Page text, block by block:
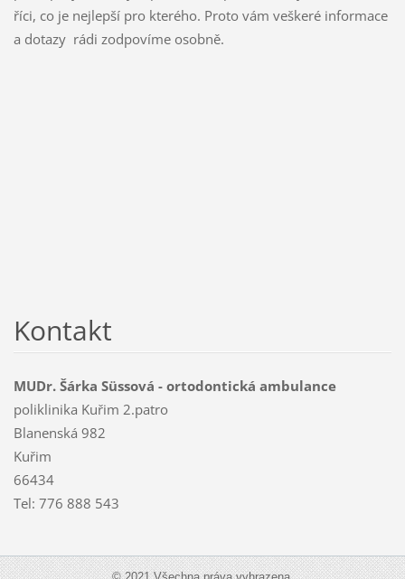
říci, co je nejlepší pro kterého. Proto vám veškeré informace
a dotazy rádi zodpovíme osobně.
Kontakt
MUDr. Šárka Süssová - ortodontická ambulance
poliklinika Kuřim 2.patro
Blanenská 982
Kuřim
66434
Tel: 776 888 543